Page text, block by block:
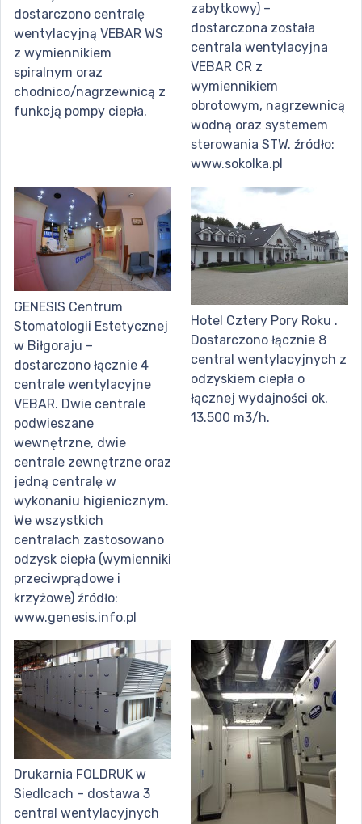
dostarczono centralę
wentylacyjną VEBAR WS
z wymiennikiem
spiralnym oraz
chodnico/nagrzewnicą z
funkcją pompy ciepła.
zabytkowy) –
dostarczona została
centrala wentylacyjna
VEBAR CR z
wymiennikiem
obrotowym, nagrzewnicą
wodną oraz systemem
sterowania STW. źródło:
www.sokolka.pl
GENESIS Centrum
Stomatologii Estetycznej
w Biłgoraju –
dostarczono łącznie 4
centrale wentylacyjne
VEBAR. Dwie centrale
podwieszane
wewnętrzne, dwie
centrale zewnętrzne oraz
jedną centralę w
wykonaniu higienicznym.
We wszystkich
centralach zastosowano
odzysk ciepła (wymienniki
przeciwprądowe i
krzyżowe) źródło:
www.genesis.info.pl
Hotel Cztery Pory Roku .
Dostarczono łącznie 8
central wentylacyjnych z
odzyskiem ciepła o
łącznej wydajności ok.
13.500 m3/h.
Drukarnia FOLDRUK w
Siedlcach – dostawa 3
central wentylacyjnych